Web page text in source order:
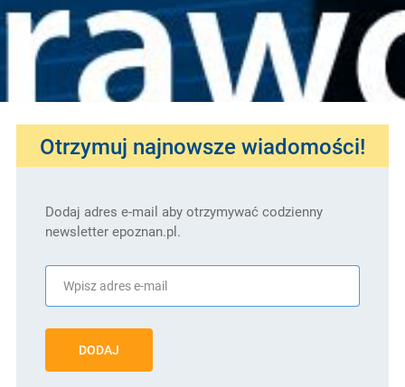
Otrzymuj najnowsze wiadomości!
Dodaj adres e-mail aby otrzymywać codzienny
newsletter epoznan.pl.
DODAJ